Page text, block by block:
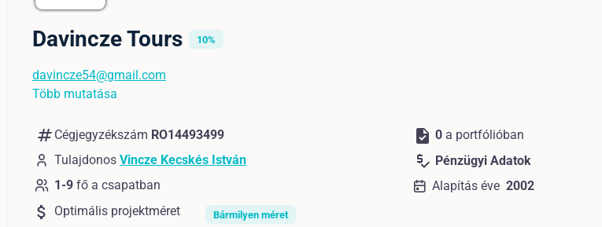
Davincze Tours 10%
davincze54@gmail.com
Több mutatása
numbers Cégjegyzékszám RO14493499
Tulajdonos Vincze Kecskés István
1-9 fő a csapatban
task 0 a portfólióban
price_check Pénzügyi Adatok
Alapítás éve 2002
attach_money Optimális projektméret Bármilyen méret